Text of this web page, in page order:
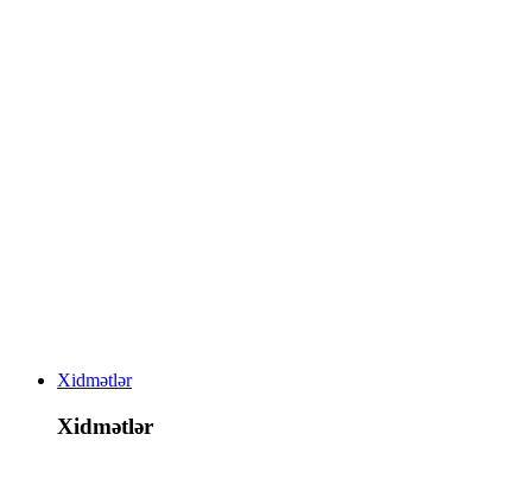
Xidmətlər
Xidmətlər